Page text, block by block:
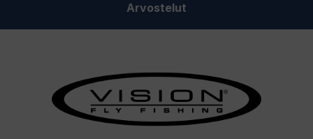
Arvostelut